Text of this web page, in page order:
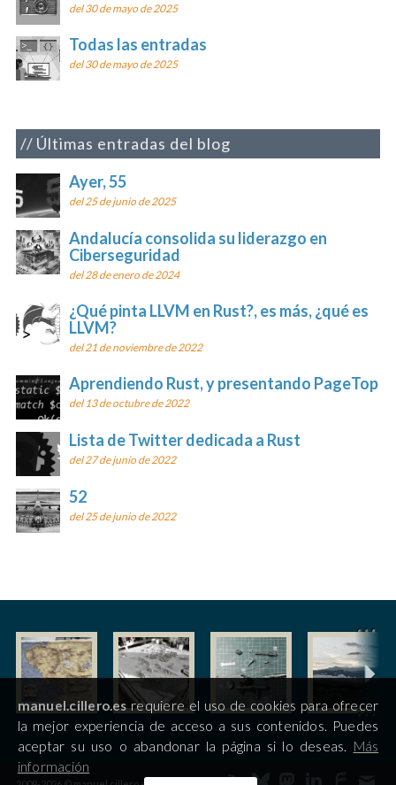
del 30 de mayo de 2025
Todas las entradas
del 30 de mayo de 2025
Últimas entradas del blog
Ayer, 55
del 25 de junio de 2025
Andalucía consolida su liderazgo en
Ciberseguridad
del 28 de enero de 2024
¿Qué pinta LLVM en Rust?, es más, ¿qué es
LLVM?
del 21 de noviembre de 2022
Aprendiendo Rust, y presentando PageTop
del 13 de octubre de 2022
Lista de Twitter dedicada a Rust
del 27 de junio de 2022
52
del 25 de junio de 2022
manuel.cillero.esrequiere el uso de cookies para ofrecer
la mejor experiencia de acceso a sus contenidos. Puedes
aceptar su uso o abandonar la página si lo deseas. Más
información